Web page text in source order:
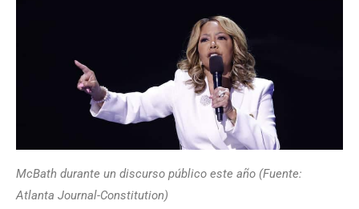
McBath durante un discurso público este año (Fuente:
Atlanta Journal-Constitution)